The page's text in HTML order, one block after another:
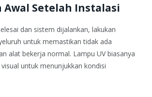
Awal Setelah Instalasi
dan sistem dijalankan, lakukan
untuk memastikan tidak ada
alat bekerja normal. Lampu UV biasanya
untuk menunjukkan kondisi